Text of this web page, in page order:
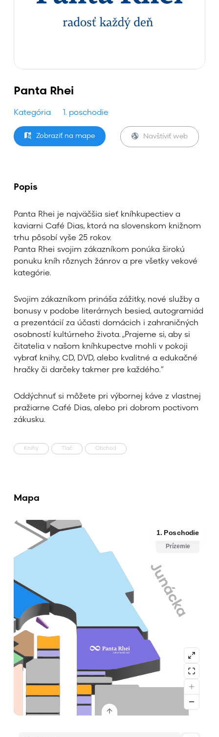
Panta Rhei
Kategória 1. poschodie
Zobraziť na mape Navštíviť web
Popis
Panta Rhei je najväčšia sieť kníhkupectiev a
kaviarni Café Dias, ktorá na slovenskom knižnom
trhu pôsobí vyše 25 rokov.
Panta Rhei svojim zákazníkom ponúka širokú
ponuku kníh rôznych žánrov a pre všetky vekové
kategórie.
Svojim zákazníkom prináša zážitky, nové služby a
bonusy v podobe literárnych besied, autogramiád
a prezentácií za účasti domácich i zahraničných
osobností kultúrneho života. „Prajeme si, aby si
čitatelia v našom kníhkupectve mohli v pokoji
vybrať knihy, CD, DVD, alebo kvalitné a edukačné
hračky či darčeky takmer pre každého.“
Oddýchnuť si môžete pri výbornej káve z vlastnej
pražiarne Café Dias, alebo pri dobrom poctivom
zákusku.
Knihy Tlač Obchod
Mapa